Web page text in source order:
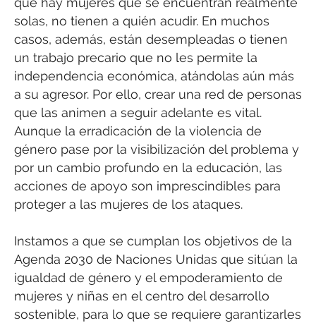
solas, no tienen a quién acudir. En muchos
casos, además, están desempleadas o tienen
un trabajo precario que no les permite la
independencia económica, atándolas aún más
a su agresor. Por ello, crear una red de personas
que las animen a seguir adelante es vital.
Aunque la erradicación de la violencia de
género pase por la visibilización del problema y
por un cambio profundo en la educación, las
acciones de apoyo son imprescindibles para
proteger a las mujeres de los ataques.
Instamos a que se cumplan los objetivos de la
Agenda 2030 de Naciones Unidas que sitúan la
igualdad de género y el empoderamiento de
mujeres y niñas en el centro del desarrollo
sostenible, para lo que se requiere garantizarles